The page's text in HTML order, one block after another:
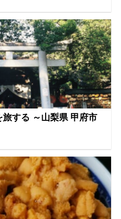
する ～山梨県 甲府市